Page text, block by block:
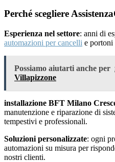
Perché scegliere
Esperienza nel settore: anni di
automazioni per cancelli e
Possiamo aiutarti anche per
Villapizzone
installazione BFT Milano
manutenzione e riparazione di
tempestivi e professionali.
Soluzioni personalizzate: ogni
automazioni su misura per
nostri clienti.